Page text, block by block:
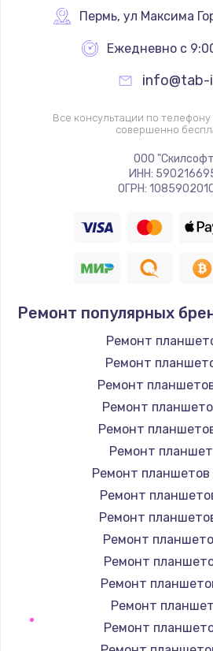
Замена камеры
709 руб.
Заказать
Замена микрофона
Заказать
Замена шлейфа
Заказать
Замена шлейфа
812 руб.
Заказать
Замена шлейфа
318 руб.
Заказать
Замена системной /
телефона
Заказать
Восстановление цепей
Пермь, ул Максима
Ежедневно с
info@tab-
Все консультации по
совершенно
ООО
ИНН:
ОГРН:
Ремонт популярных
Ремонт
Ремонт
Ремонт
Ремонт
Ремонт
Ремонт
Ремонт планшетов
Ремонт
Ремонт
Ремонт
Ремонт
Ремонт
Ремонт
Ремонт